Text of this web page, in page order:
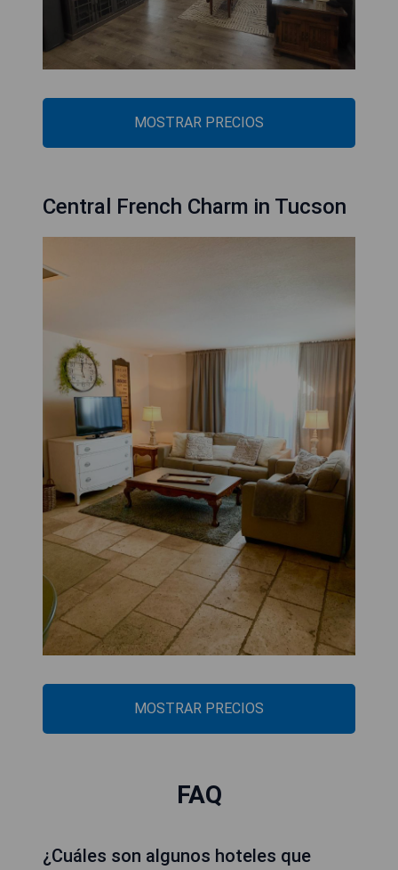
MOSTRAR PRECIOS
Central French Charm in Tucson
MOSTRAR PRECIOS
FAQ
¿Cuáles son algunos hoteles que